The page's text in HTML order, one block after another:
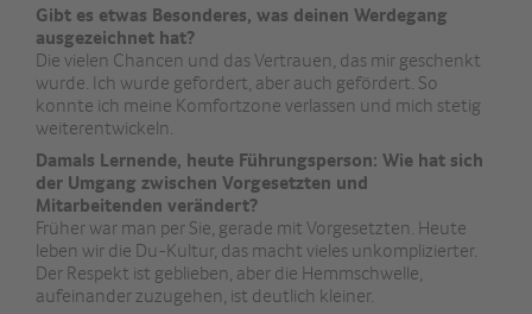
Gibt es etwas Besonderes, was deinen Werdegang
ausgezeichnet hat?
Die vielen Chancen und das Vertrauen, das mir geschenkt
wurde. Ich wurde gefordert, aber auch gefördert. So
konnte ich meine Komfortzone verlassen und mich stetig
weiterentwickeln.
Damals Lernende, heute Führungsperson: Wie hat sich
der Umgang zwischen Vorgesetzten und
Mitarbeitenden verändert?
Früher war man per Sie, gerade mit Vorgesetzten. Heute
leben wir die Du-Kultur, das macht vieles unkomplizierter.
Der Respekt ist geblieben, aber die Hemmschwelle,
aufeinander zuzugehen, ist deutlich kleiner.